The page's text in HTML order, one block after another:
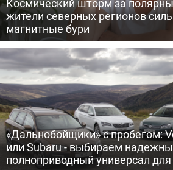
Космический шторм за
жители северных регионов
магнитные бури
«Дальнобойщики» с пробегом:
или Subaru - выбираем
полноприводный универсал